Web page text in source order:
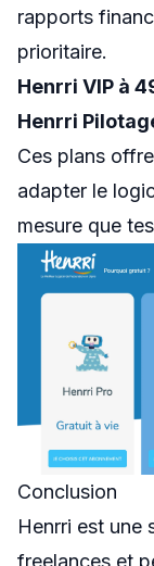
rapports
prioritaire.
Henrri VIP à
Henrri
Ces plans
adapter le
mesure que
Conclusion
Henrri est une
freelances et